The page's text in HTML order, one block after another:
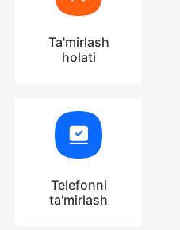
Ta'mirlash
holati
Telefonni
ta'mirlash